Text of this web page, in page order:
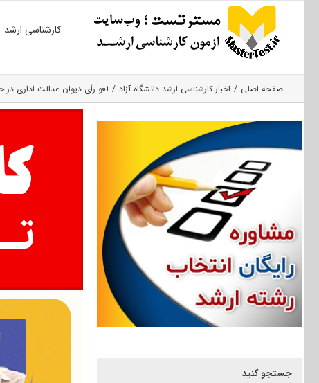
کارشناسی ارشد
صفحه اصلی اخبار کارشناسی ارشد دانشگاه آزاد لغو رأی دیوان عدالت اداری
جستجو کنید